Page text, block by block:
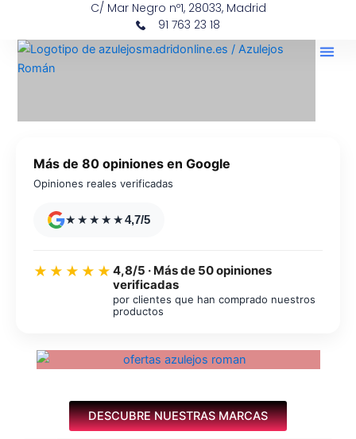
contenido
C/ Mar Negro nº1, 28033, Madrid
91 763 23 18
Más de 80 opiniones en Google
Opiniones reales verificadas
★★★★★4,7/5
★★★★★ 4,8/5 · Más de 50 opiniones
verificadas
por clientes que han comprado nuestros
productos
DESCUBRE NUESTRAS MARCAS